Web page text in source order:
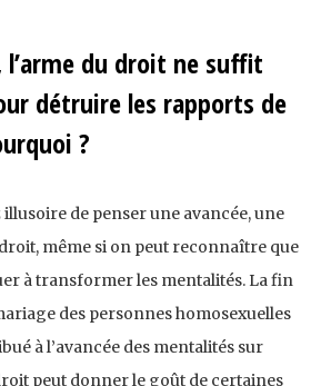
l’arme du droit ne suffit
détruire les rapports de
?
illusoire de penser une avancée, une
même si on peut reconnaître que
à transformer les mentalités. La fin
des personnes homosexuelles
à l’avancée des mentalités sur
peut donner le goût de certaines